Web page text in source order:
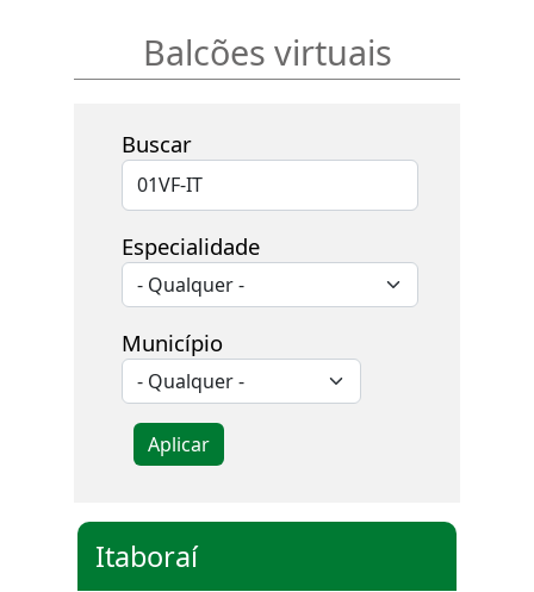
Balcões virtuais
Buscar
Especialidade
Município
Aplicar
Itaboraí